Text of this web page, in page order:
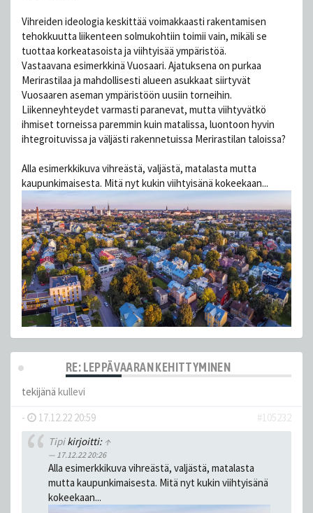
Vihreiden ideologia keskittää voimakkaasti rakentamisen
tehokkuutta liikenteen solmukohtiin toimii vain, mikäli se
tuottaa korkeatasoista ja viihtyisää ympäristöä.
Vastaavana esimerkkinä Vuosaari. Ajatuksena on purkaa
Merirastilaa ja mahdollisesti alueen asukkaat siirtyvät
Vuosaaren aseman ympäristöön uusiin torneihin.
Liikenneyhteydet varmasti paranevat, mutta viihtyvätkö
ihmiset torneissa paremmin kuin matalissa, luontoon hyvin
ihtegroituvissa ja väljästi rakennetuissa Merirastilan taloissa?
Alla esimerkkikuva vihreästä, valjästä, matalasta mutta
kaupunkimaisesta. Mitä nyt kukin viihtyisänä kokeekaan...
RE: LEPPÄVAARAN KEHITTYMINEN
tekijänä kullevi
-
17.12.22 20:59
#105232
Tipikirjoitti: ↑
17.12.22 20:26
Alla esimerkkikuva vihreästä, valjästä, matalasta
mutta kaupunkimaisesta. Mitä nyt kukin viihtyisänä
kokeekaan...